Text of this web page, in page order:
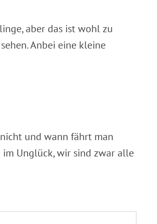
aber das ist wohl zu
Anbei eine kleine
und wann fährt man
im Unglück, wir sind zwar alle